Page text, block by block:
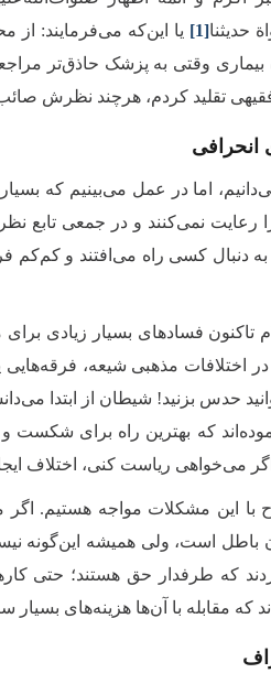
حدیثنا[1] یا این‌که می‌فرمایند:
بیماری وقتی به پزشک حاذق‌تر
فقیهی تقلید کردم، هرچند نظرش
انحرافی
اما در عمل می‌بینیم که
رعایت نمی‌کنند و در جمعی تابع
به دنبال کسی راه می‌افتند و
تاکنون فسادهای بسیار زیادی
اختلافات مذهبی شیعه،
حدس بزنید! شیطان از ابتدا
که بهترین راه برای
می‌خواهی ریاست کنی، اختلاف
این مشکلات مواجه هستیم. اگر
است، ولی همیشه این‌گونه
که طرفدار حق هستند؛ حتی
که مقابله با آن‌ها هزینه‌های